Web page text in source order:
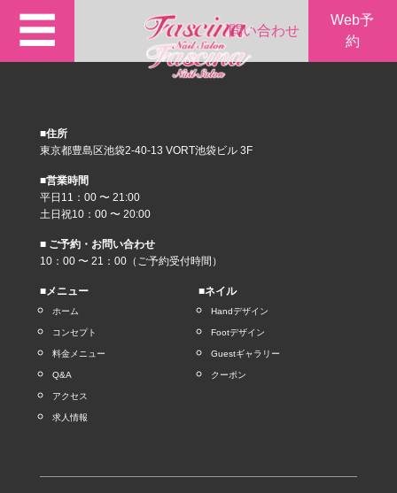
☰ 問い合わせ
Web予
約
■住所
東京都豊島区池袋2-40-13 VORT池袋ビル 3F
■営業時間
平日11：00 〜 21:00
土日祝10：00 〜 20:00
■ ご予約・お問い合わせ
10：00 〜 21：00（ご予約受付時間）
■メニュー
ホーム
コンセプト
料金メニュー
Q&A
アクセス
求人情報
■ネイル
Handデザイン
Footデザイン
Guestギャラリー
クーポン